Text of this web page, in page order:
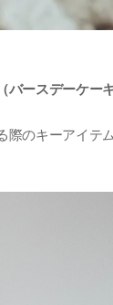
バースデーケーキ
のキーアイテ